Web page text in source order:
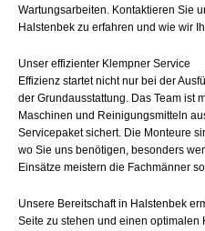
Wartungsarbeiten. Kontaktieren Sie
Halstenbek zu erfahren und wie wir
Unser effizienter Klempner Service
Effizienz startet nicht nur bei der
der Grundausstattung. Das Team ist
Maschinen und Reinigungsmitteln
Servicepaket sichert. Die Monteure
wo Sie uns benötigen, besonders
Einsätze meistern die Fachmänner
Unsere Bereitschaft in Halstenbek
Seite zu stehen und einen